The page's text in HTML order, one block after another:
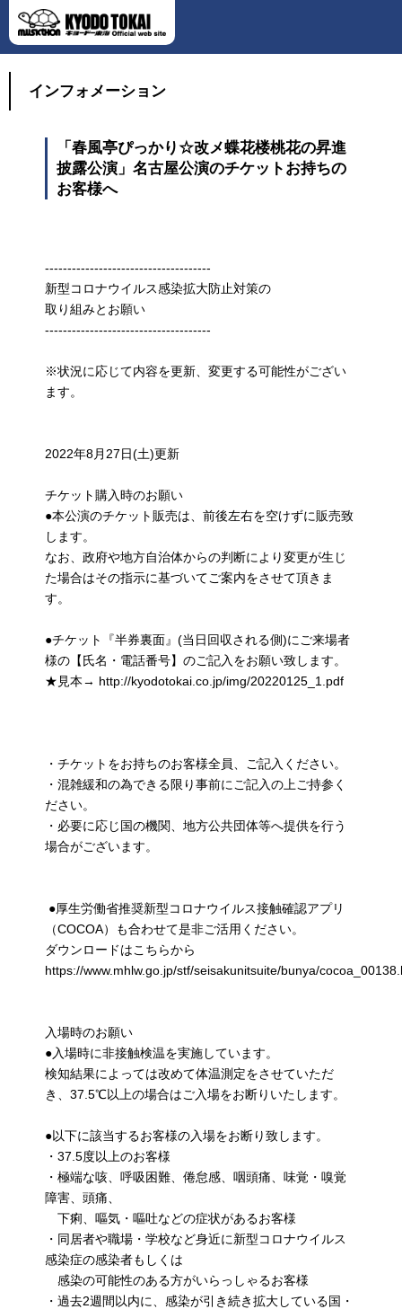
インフォメーション
「春風亭ぴっかり☆改メ蝶花楼桃花の昇進
披露公演」名古屋公演のチケットお持ちの
お客様へ
-------------------------------------
新型コロナウイルス感染拡大防止対策の
取り組みとお願い
-------------------------------------
※状況に応じて内容を更新、変更する可能性がござい
ます。
2022年8月27日(土)更新
チケット購入時のお願い
●本公演のチケット販売は、前後左右を空けずに販売致
します。
なお、政府や地方自治体からの判断により変更が生じ
た場合はその指示に基づいてご案内をさせて頂きま
す。
●チケット『半券裏面』(当日回収される側)にご来場者
様の【氏名・電話番号】のご記入をお願い致します。
★見本→ http://kyodotokai.co.jp/img/20220125_1.pdf
・チケットをお持ちのお客様全員、ご記入ください。
・混雑緩和の為できる限り事前にご記入の上ご持参く
ださい。
・必要に応じ国の機関、地方公共団体等へ提供を行う
場合がございます。
●厚生労働省推奨新型コロナウイルス接触確認アプリ
（COCOA）も合わせて是非ご活用ください。
ダウンロードはこちらから
https://www.mhlw.go.jp/stf/seisakunitsuite/bunya/
入場時のお願い
●入場時に非接触検温を実施しています。
検知結果によっては改めて体温測定をさせていただ
き、37.5℃以上の場合はご入場をお断りいたします。
●以下に該当するお客様の入場をお断り致します。
・37.5度以上のお客様
・極端な咳、呼吸困難、倦怠感、咽頭痛、味覚・嗅覚
障害、頭痛、
下痢、嘔気・嘔吐などの症状があるお客様
・同居者や職場・学校など身近に新型コロナウイルス
感染症の感染者もしくは
感染の可能性のある方がいらっしゃるお客様
・過去2週間以内に、感染が引き続き拡大している国・